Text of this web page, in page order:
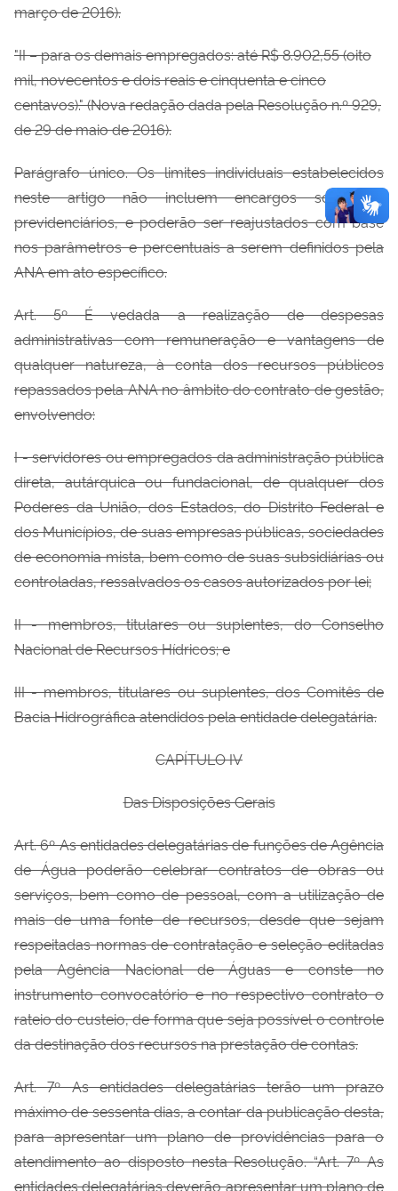
março de 2016).
"II – para os demais empregados: até R$ 8.902,55 (oito
mil, novecentos e dois reais e cinquenta e cinco
centavos)." (Nova redação dada pela Resolução n.º 929,
de 29 de maio de 2016).
Parágrafo único. Os limites individuais estabelecidos
neste artigo não incluemencargos sociais e
previdenciários, e poderão ser reajustados com base
nos parâmetros e percentuais a serem definidos pela
ANA em ato específico.
Art. 5º É vedada a realização de despesas
administrativas com remuneração evantagens de
qualquer natureza, à conta dos recursos públicos
repassados pela ANA no âmbito do contrato de gestão,
envolvendo:
I -servidores ou empregados da administração pública
direta, autárquica oufundacional, de qualquer dos
Poderes da União, dos Estados, do Distrito Federal e
dos Municípios, de suas empresas públicas, sociedades
de economia mista, bem como de suas subsidiárias ou
controladas, ressalvados os casos autorizados por lei;
II -membros, titulares ou suplentes, do Conselho
Nacional de Recursos Hídricos; e
III -membros, titulares ou suplentes, dos Comitês de
Bacia Hidrográfica atendidospela entidade delegatária.
CAPÍTULO IV
Das Disposições Gerais
Art. 6º As entidades delegatárias de funções de Agência
de Água poderão celebrarcontratos de obras ou
serviços, bem como de pessoal, com a utilização de
mais de uma fonte de recursos, desde que sejam
respeitadas normas de contratação e seleção editadas
pela Agência Nacional de Águas e conste no
instrumento convocatório e no respectivo contrato o
rateio do custeio, de forma que seja possível o controle
da destinação dos recursos na prestação de contas.
Art. 7º As entidades delegatárias terão um prazo
máximo de sessenta dias, a contarda publicação desta,
para apresentar um plano de providências para o
atendimento ao disposto nesta Resolução.“Art. 7º As
entidades delegatárias deverão apresentar um plano de